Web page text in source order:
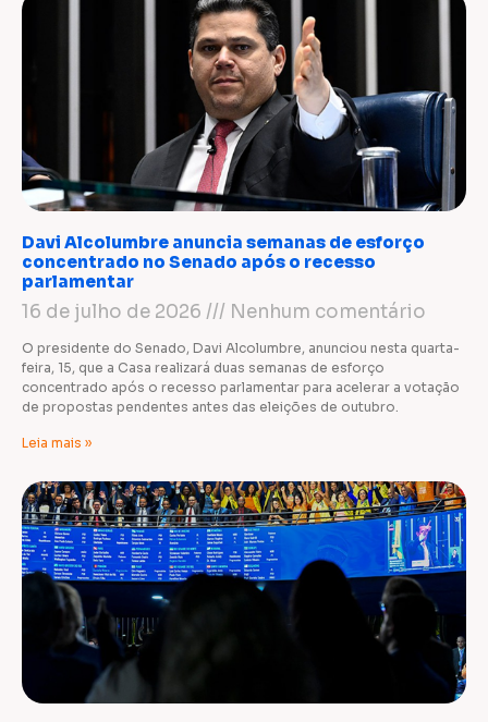
Davi Alcolumbre anuncia semanas de esforço
concentrado no Senado após o recesso
parlamentar
16 de julho de 2026 Nenhum comentário
O presidente do Senado, Davi Alcolumbre, anunciou nesta quarta-
feira, 15, que a Casa realizará duas semanas de esforço
concentrado após o recesso parlamentar para acelerar a votação
de propostas pendentes antes das eleições de outubro.
Leia mais »